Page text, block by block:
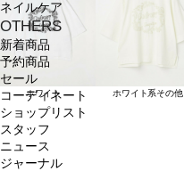
ネイルケア
OTHERS
新着商品
予約商品
セール
コーディネート
ショップリスト
スタッフ
ニュース
ジャーナル
ホワイト ホワイト系その他